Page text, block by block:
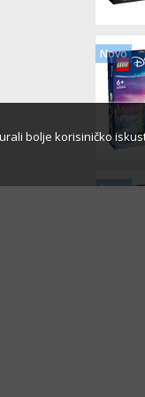
Novo
Novo
bolje korisiničko